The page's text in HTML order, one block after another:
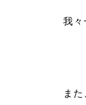
我々
ま